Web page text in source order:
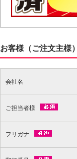
お客様（ご注文主様
会社名
ご担当者様
フリガナ